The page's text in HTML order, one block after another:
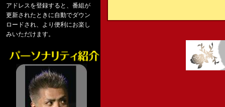
アドレスを登録すると、番組が
更新されたときに自動でダウン
ロードされ、より便利にお楽し
みいただけます。